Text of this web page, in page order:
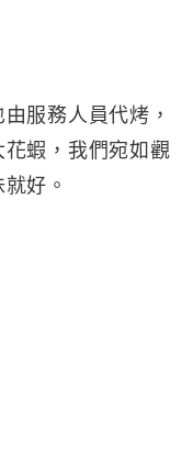
服務人員代烤，
蝦，我們宛如觀
好。